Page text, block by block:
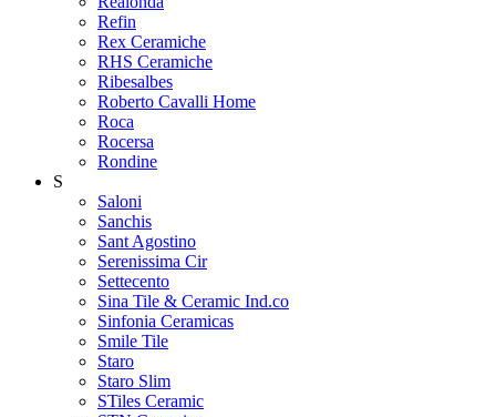
Refin
Rex Ceramiche
RHS Ceramiche
Ribesalbes
Roberto Cavalli Home
Roca
Rocersa
Rondine
S
Saloni
Sanchis
Sant Agostino
Serenissima Cir
Settecento
Sina Tile & Ceramic Ind.co
Sinfonia Ceramicas
Smile Tile
Staro
Staro Slim
STiles Ceramic